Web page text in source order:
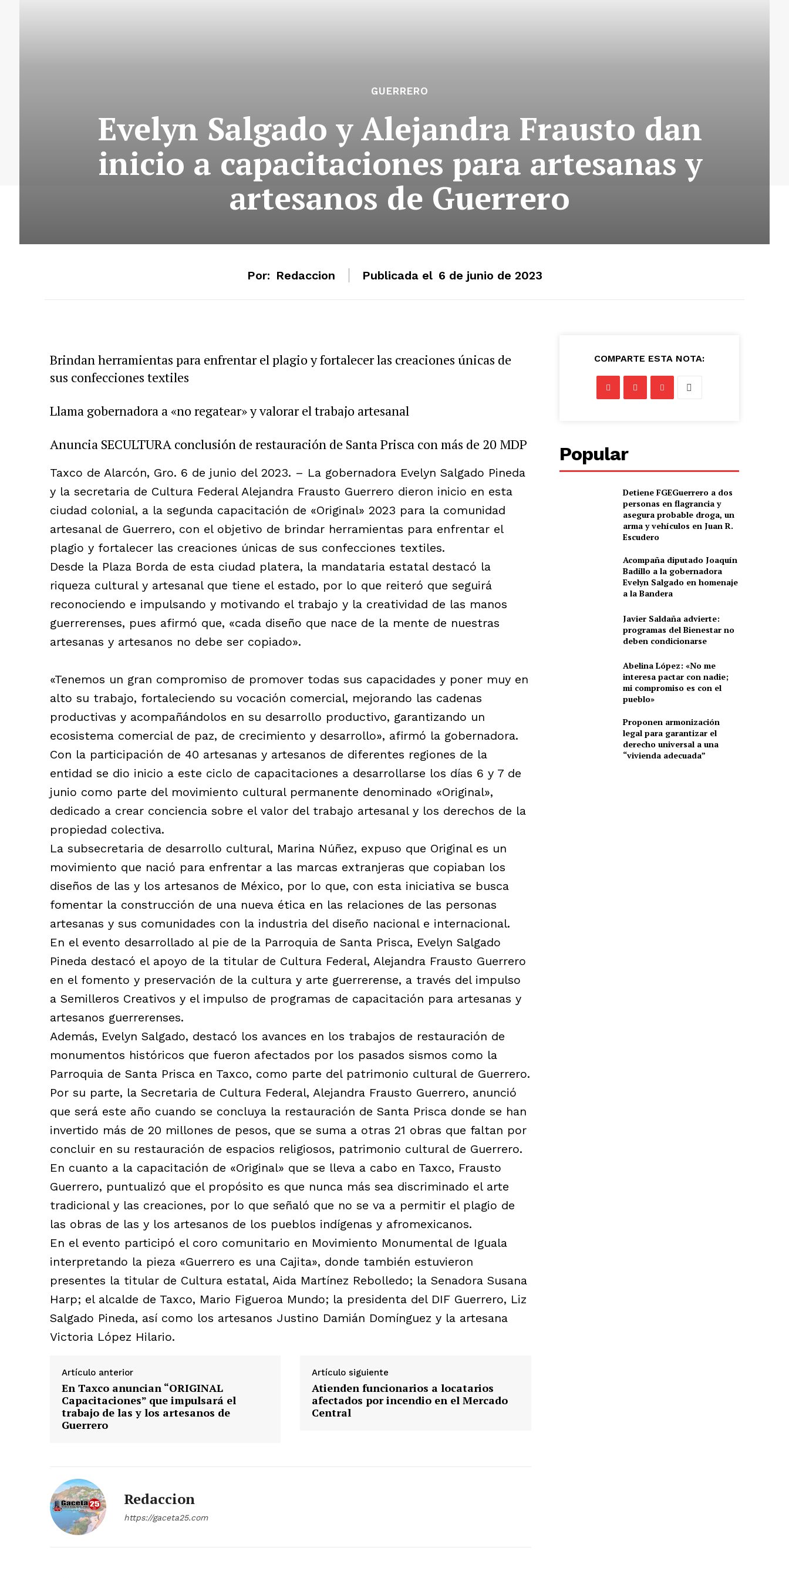
GUERRERO
Evelyn Salgado y Alejandra Frausto dan
inicio a capacitaciones para artesanas y
artesanos de Guerrero
Por: Redaccion Publicada el 6 de junio de 2023
Brindan herramientas para enfrentar el plagio y fortalecer las creaciones únicas de
sus confecciones textiles
Llama gobernadora a «no regatear» y valorar el trabajo artesanal
Anuncia SECULTURA conclusión de restauración de Santa Prisca con más de 20 MDP
Taxco de Alarcón, Gro. 6 de junio del 2023. – La gobernadora Evelyn Salgado Pineda
y la secretaria de Cultura Federal Alejandra Frausto Guerrero dieron inicio en esta
ciudad colonial, a la segunda capacitación de «Original» 2023 para la comunidad
artesanal de Guerrero, con el objetivo de brindar herramientas para enfrentar el
plagio y fortalecer las creaciones únicas de sus confecciones textiles.
Desde la Plaza Borda de esta ciudad platera, la mandataria estatal destacó la
riqueza cultural y artesanal que tiene el estado, por lo que reiteró que seguirá
reconociendo e impulsando y motivando el trabajo y la creatividad de las manos
guerrerenses, pues afirmó que, «cada diseño que nace de la mente de nuestras
artesanas y artesanos no debe ser copiado».
«Tenemos un gran compromiso de promover todas sus capacidades y poner muy en
alto su trabajo, fortaleciendo su vocación comercial, mejorando las cadenas
productivas y acompañándolos en su desarrollo productivo, garantizando un
ecosistema comercial de paz, de crecimiento y desarrollo», afirmó la gobernadora.
Con la participación de 40 artesanas y artesanos de diferentes regiones de la
entidad se dio inicio a este ciclo de capacitaciones a desarrollarse los días 6 y 7 de
junio como parte del movimiento cultural permanente denominado «Original»,
dedicado a crear conciencia sobre el valor del trabajo artesanal y los derechos de la
propiedad colectiva.
La subsecretaria de desarrollo cultural, Marina Núñez, expuso que Original es un
movimiento que nació para enfrentar a las marcas extranjeras que copiaban los
diseños de las y los artesanos de México, por lo que, con esta iniciativa se busca
fomentar la construcción de una nueva ética en las relaciones de las personas
artesanas y sus comunidades con la industria del diseño nacional e internacional.
En el evento desarrollado al pie de la Parroquia de Santa Prisca, Evelyn Salgado
Pineda destacó el apoyo de la titular de Cultura Federal, Alejandra Frausto Guerrero
en el fomento y preservación de la cultura y arte guerrerense, a través del impulso
a Semilleros Creativos y el impulso de programas de capacitación para artesanas y
artesanos guerrerenses.
Además, Evelyn Salgado, destacó los avances en los trabajos de restauración de
monumentos históricos que fueron afectados por los pasados sismos como la
Parroquia de Santa Prisca en Taxco, como parte del patrimonio cultural de Guerrero.
Por su parte, la Secretaria de Cultura Federal, Alejandra Frausto Guerrero, anunció
que será este año cuando se concluya la restauración de Santa Prisca donde se han
invertido más de 20 millones de pesos, que se suma a otras 21 obras que faltan por
concluir en su restauración de espacios religiosos, patrimonio cultural de Guerrero.
En cuanto a la capacitación de «Original» que se lleva a cabo en Taxco, Frausto
Guerrero, puntualizó que el propósito es que nunca más sea discriminado el arte
tradicional y las creaciones, por lo que señaló que no se va a permitir el plagio de
las obras de las y los artesanos de los pueblos indígenas y afromexicanos.
En el evento participó el coro comunitario en Movimiento Monumental de Iguala
interpretando la pieza «Guerrero es una Cajita», donde también estuvieron
presentes la titular de Cultura estatal, Aida Martínez Rebolledo; la Senadora Susana
Harp; el alcalde de Taxco, Mario Figueroa Mundo; la presidenta del DIF Guerrero, Liz
Salgado Pineda, así como los artesanos Justino Damián Domínguez y la artesana
Victoria López Hilario.
Artículo anterior
En Taxco anuncian “ORIGINAL
Capacitaciones” que impulsará el
trabajo de las y los artesanos de
Guerrero
Artículo siguiente
Atienden funcionarios a locatarios
afectados por incendio en el Mercado
Central
Redaccion
https://gaceta25.com
COMPARTE ESTA NOTA:
Popular
Detiene FGEGuerrero a dos
personas en flagrancia y
asegura probable droga, un
arma y vehículos en Juan R.
Escudero
Acompaña diputado Joaquín
Badillo a la gobernadora
Evelyn Salgado en homenaje
a la Bandera
Javier Saldaña advierte:
programas del Bienestar no
deben condicionarse
Abelina López: «No me
interesa pactar con nadie;
mi compromiso es con el
pueblo»
Proponen armonización
legal para garantizar el
derecho universal a una
“vivienda adecuada”